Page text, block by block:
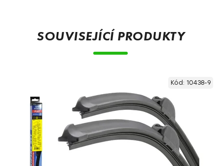
SOUVISEJÍCÍ PRODUKTY
Kód: 10438-9